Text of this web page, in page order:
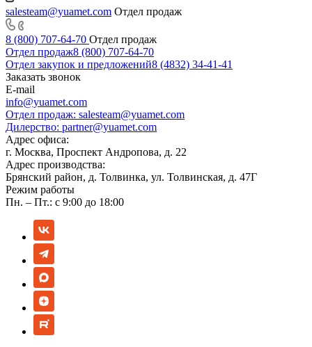
salesteam@yuamet.com Отдел продаж
8 (800) 707-64-70 Отдел продаж
Отдел продаж8 (800) 707-64-70
Отдел закупок и предложений8 (4832) 34-41-41
Заказать звонок
E-mail
info@yuamet.com
Отдел продаж: salesteam@yuamet.com
Дилерство: partner@yuamet.com
Адрес офиса:
г. Москва, Проспект Андропова, д. 22
Адрес производства:
Брянский район, д. Толвинка, ул. Толвинская, д. 47Г
Режим работы
Пн. – Пт.: с 9:00 до 18:00